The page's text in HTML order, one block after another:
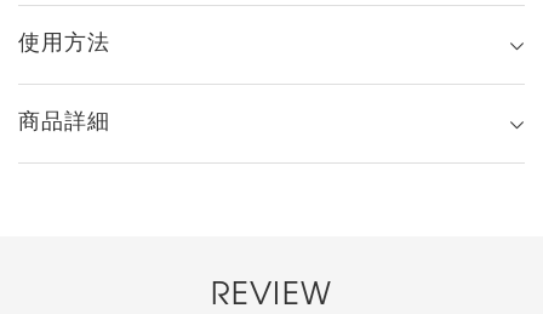
使用方法
商品詳細
REVIEW